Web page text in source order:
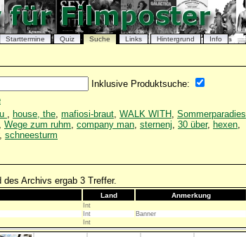
Starttermine Quiz Suche Links Hintergrund Info
Inklusive Produktsuche:
, house, the, mafiosi-braut, WALK WITH, Sommerparadies
, Wege zum ruhm, company man, sternenj, 30 über, hexen,
, schneesturm
Archivs ergab 3 Treffer.
Land Anmerkung
Int
Int
Banner
Int